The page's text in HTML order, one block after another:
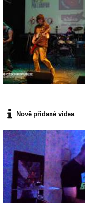
Nově přidané videa